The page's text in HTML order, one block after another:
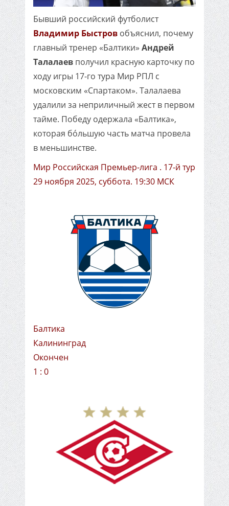
Бывший российский футболист
Владимир Быстров объяснил, почему
главный тренер «Балтики» Андрей
Талалаев получил красную карточку по
ходу игры 17-го тура Мир РПЛ с
московским «Спартаком». Талалаева
удалили за неприличный жест в первом
тайме. Победу одержала «Балтика»,
которая бóльшую часть матча провела
в меньшинстве.
Мир Российская Премьер-лига . 17-й тур
29 ноября 2025, суббота. 19:30 МСК
Балтика
Калининград
Окончен
1 : 0